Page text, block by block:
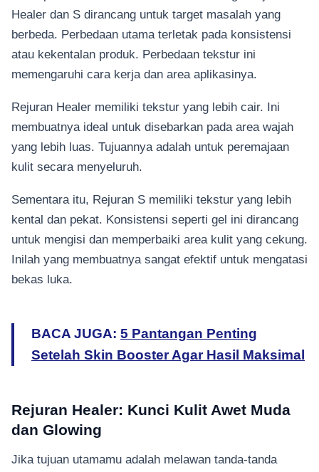
Healer dan S dirancang untuk target masalah yang
berbeda. Perbedaan utama terletak pada konsistensi
atau kekentalan produk. Perbedaan tekstur ini
memengaruhi cara kerja dan area aplikasinya.
Rejuran Healer memiliki tekstur yang lebih cair. Ini
membuatnya ideal untuk disebarkan pada area wajah
yang lebih luas. Tujuannya adalah untuk peremajaan
kulit secara menyeluruh.
Sementara itu, Rejuran S memiliki tekstur yang lebih
kental dan pekat. Konsistensi seperti gel ini dirancang
untuk mengisi dan memperbaiki area kulit yang cekung.
Inilah yang membuatnya sangat efektif untuk mengatasi
bekas luka.
BACA JUGA: 5 Pantangan Penting
Setelah Skin Booster Agar Hasil Maksimal
Rejuran Healer: Kunci Kulit Awet Muda
dan Glowing
Jika tujuan utamamu adalah melawan tanda-tanda